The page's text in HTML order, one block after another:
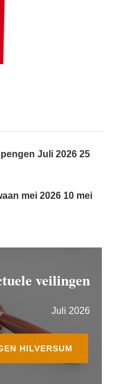
Juli 2026 25
mei 2026 10 mei
veilingen
Juli 2026
HILVERSUM